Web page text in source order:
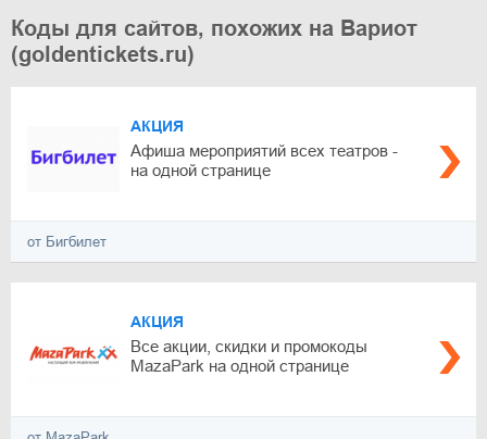
Коды для сайтов, похожих на Вариот
(goldentickets.ru)
АКЦИЯ
Афиша мероприятий всех театров -
на одной странице
от Бигбилет
АКЦИЯ
Все акции, скидки и промокоды
MazaPark на одной странице